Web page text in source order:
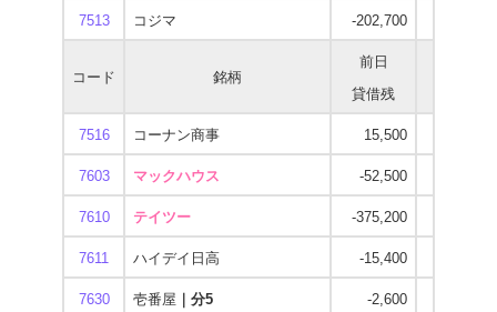
7513 コジマ -202,700
コード 銘柄
前日
貸借残
7516 コーナン商事 15,500
7603 マックハウス -52,500
7610 テイツー -375,200
7611 ハイデイ日高 -15,400
7630 壱番屋 ｜分5 -2,600